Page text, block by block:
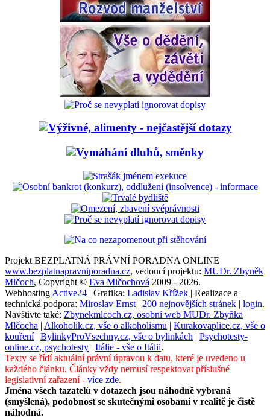
Projekt BEZPLATNÁ PRÁVNÍ PORADNA ONLINE
www.bezplatnapravniporadna.cz, vedoucí projektu: MUDr. Zbyněk
Mlčoch, Copyright © Eva Mlčochová 2009 - 2026.
Webhosting Active24 | Grafika: Ladislav Křížek | Realizace a
technická podpora: Miroslav Ernst | 200 nejnovějších stránek | login.
Navštivte také: Zbynekmlcoch.cz, osobní web MUDr. Zbyňka
Mlčocha | Alkoholik.cz, vše o alkoholismu | Kurakovaplice.cz, vše o
kouření| BylinkyProVsechny.cz, vše o bylinkách | Psychotesty-
online.cz, psychotesty | Itálie - vše o Itálii.
Texty se řídí aktuální právní úpravou k datu, které je uvedeno u
každého článku. Články vždy nemusí respektovat příslušné
legislativní zařazení - více zde.
Jména všech tazatelů v dotazech jsou náhodně vybraná
(smyšlená), podobnost se skutečnými osobami v realitě je čistě
náhodná.